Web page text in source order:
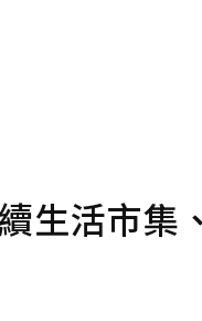
生活市集